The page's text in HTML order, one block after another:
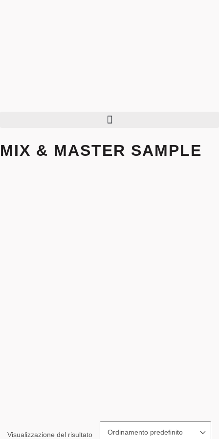
MIX & MASTER SAMPLE
Visualizzazione del risultato